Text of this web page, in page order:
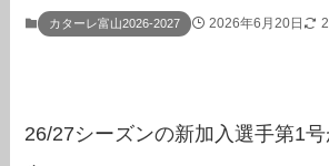
カターレ富山2026-2027 2026年6月20日
26/27シーズンの新加入選手第1